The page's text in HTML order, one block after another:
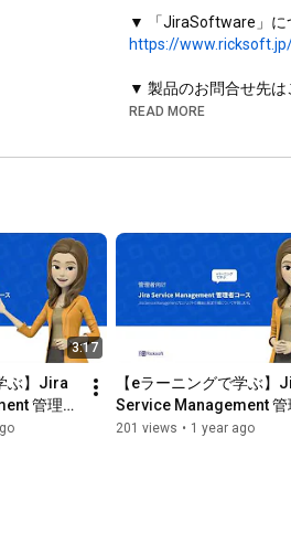
https://
▼ 製品のお問合せ先は
📩 mkt@ricksoft.jp
#タスク管理
#アジャイル開発
#atlassian
#リックソフト
READ MORE
3:17
ぶ】Jira
管理者
画：カス
【eラーニングで学ぶ】
Service Management 管
コースのご紹介
201 views • 1 year ago